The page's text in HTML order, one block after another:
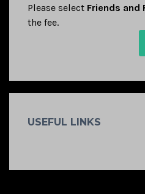
Please select Friends and
the fee.
USEFUL LINKS